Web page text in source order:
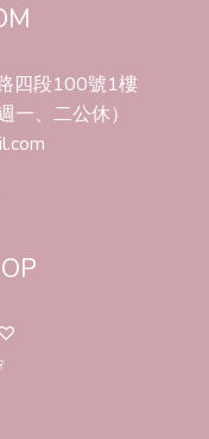
四段100號1樓
、二公休）